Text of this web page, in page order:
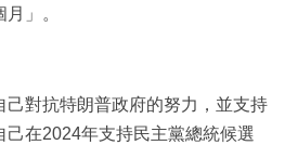
」。
己對抗特朗普政府的努力，並支持
己在2024年支持民主黨總統候選